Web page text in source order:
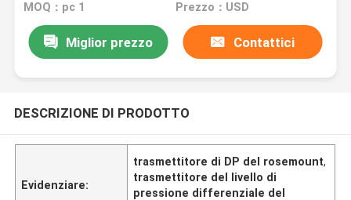
MOQ：pc 1 Prezzo：USD
Miglior prezzo Contattici
DESCRIZIONE DI PRODOTTO
Evidenziare:
trasmettitore di DP del rosemount,
trasmettitore del livello di
pressione differenziale del